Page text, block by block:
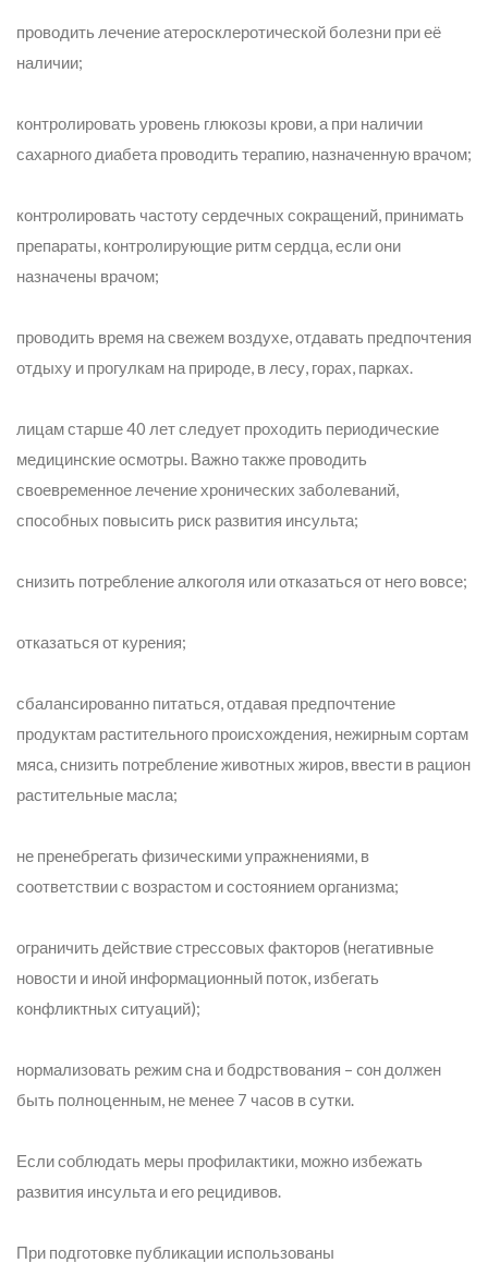
проводить лечение атеросклеротической болезни при её
наличии;
контролировать уровень глюкозы крови, а при наличии
сахарного диабета проводить терапию, назначенную врачом;
контролировать частоту сердечных сокращений, принимать
препараты, контролирующие ритм сердца, если они
назначены врачом;
проводить время на свежем воздухе, отдавать предпочтения
отдыху и прогулкам на природе, в лесу, горах, парках.
лицам старше 40 лет следует проходить периодические
медицинские осмотры. Важно также проводить
своевременное лечение хронических заболеваний,
способных повысить риск развития инсульта;
снизить потребление алкоголя или отказаться от него вовсе;
отказаться от курения;
сбалансированно питаться, отдавая предпочтение
продуктам растительного происхождения, нежирным сортам
мяса, снизить потребление животных жиров, ввести в рацион
растительные масла;
не пренебрегать физическими упражнениями, в
соответствии с возрастом и состоянием организма;
ограничить действие стрессовых факторов (негативные
новости и иной информационный поток, избегать
конфликтных ситуаций);
нормализовать режим сна и бодрствования – cон должен
быть полноценным, не менее 7 часов в сутки.
Если соблюдать меры профилактики, можно избежать
развития инсульта и его рецидивов.
При подготовке публикации использованы